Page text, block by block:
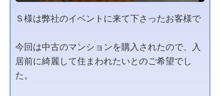
Ｓ様は弊社のイベントに来て下さったお客様で
今回は中古のマンションを購入されたので、入
居前に綺麗して住まわれたいとのご希望でし
た。